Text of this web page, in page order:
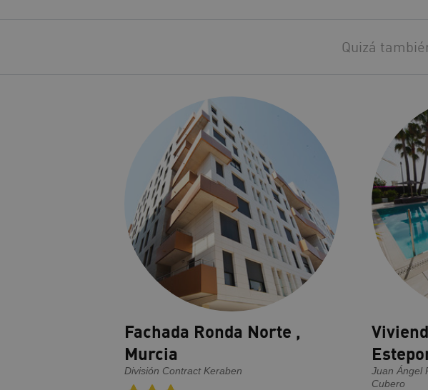
Quizá
Fachada Ronda Norte ,
Murcia
División Contract Keraben
Juan Ángel
Cubero